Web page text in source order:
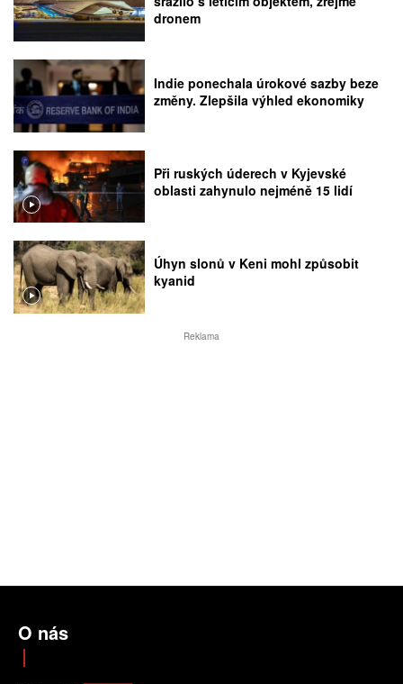
dronem
Indie ponechala úrokové sazby beze
změny. Zlepšila výhled ekonomiky
Při ruských úderech v Kyjevské
oblasti zahynulo nejméně 15 lidí
Úhyn slonů v Keni mohl způsobit
kyanid
Reklama
O nás